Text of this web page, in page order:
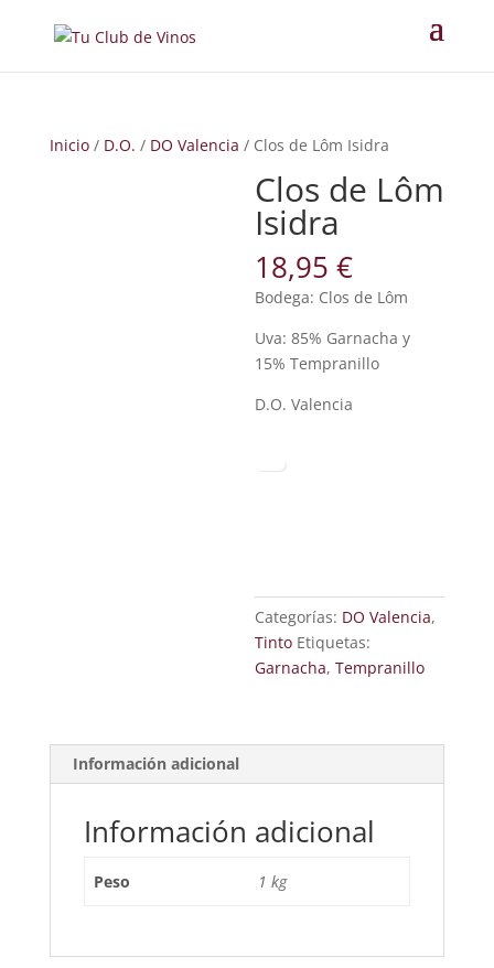
Inicio/ D.O. / DO Valencia / Clos de Lôm Isidra
Clos de Lôm
Isidra
18,95€
Bodega: Clos de Lôm
Uva: 85% Garnacha y
15% Tempranillo
D.O. Valencia
Categorías: DO Valencia,
Tinto Etiquetas:
Garnacha,Tempranillo
Información adicional
Información adicional
Peso 1 kg